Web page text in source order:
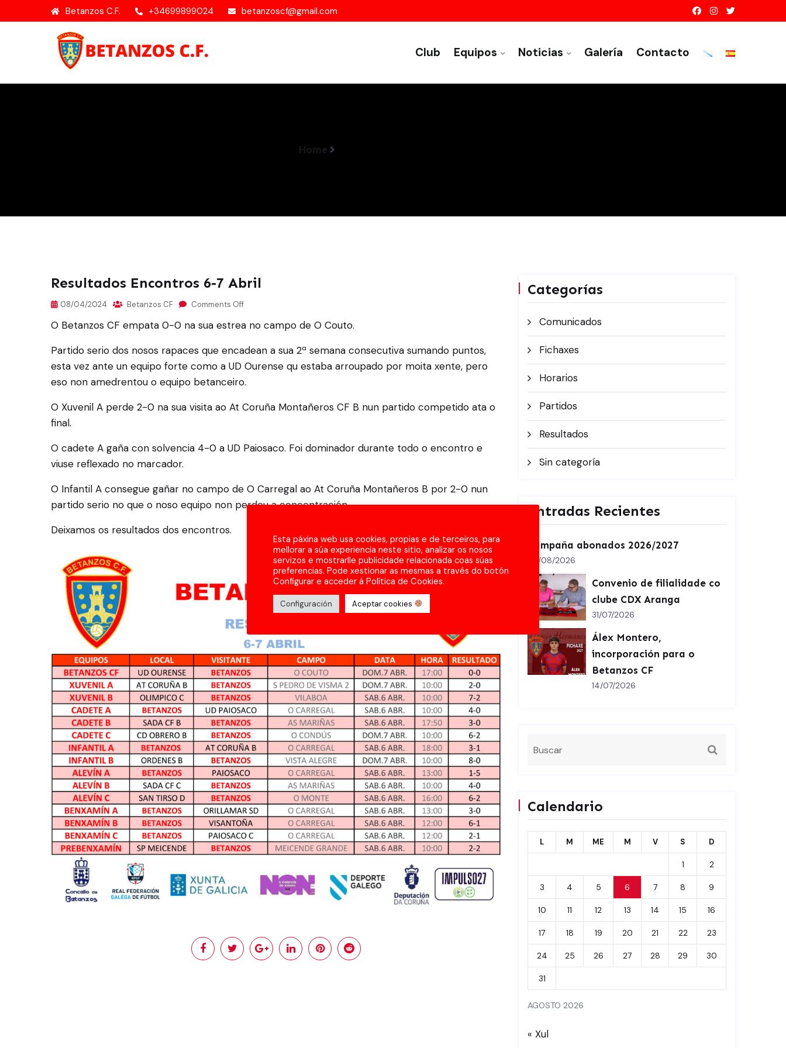
Betanzos C.F. +34699899024 betanzoscf@gmail.com
Club Equipos Noticias Galería Contacto
Home
Resultados Encontros 6-7 Abril
08/04/2024 Betanzos CF Comments Off
O Betanzos CF empata 0-0 na sua estrea no campo de O Couto.
Partido serio dos nosos rapaces que encadean a sua 2ª semana consecutiva sumando puntos,
esta vez ante un equipo forte como a UD Ourense qu estaba arroupado por moita xente, pero
eso non amedrentou o equipo betanceiro.
O Xuvenil A perde 2-0 na sua visita ao At Coruña Montañeros CF B nun partido competido ata o
final.
O cadete A gaña con solvencia 4-0 a UD Paiosaco. Foi dominador durante todo o encontro e
viuse reflexado no marcador.
O Infantil A consegue gañar no campo de O Carregal ao At Coruña Montañeros B por 2-0 nun
partido serio no que o noso equipo non perdeu a concentración.
Deixamos os resultados dos encontros.
Categorías
Comunicados
Fichaxes
Horarios
Partidos
Resultados
Sin categoría
Entradas Recientes
Campaña abonados 2026/2027
02/08/2026
Convenio de filialidade co
clube CDX Aranga
31/07/2026
Álex Montero,
incorporación para o
Betanzos CF
14/07/2026
Calendario
AGOSTO 2026
L M ME M V S D
1 2
3 4 5 6 7 8 9
10 11 12 13 14 15 16
17 18 19 20 21 22 23
24 25 26 27 28 29 30
31
« Xul
Esta páxina web usa cookies, propias e de terceiros, para
mellorar a súa experiencia neste sitio, analizar os nosos
servizos e mostrarlle publicidade relacionada coas súas
preferencias. Pode xestionar as mesmas a través do botón
Configurar e acceder á Política de Cookies.
Configuración Aceptar cookies